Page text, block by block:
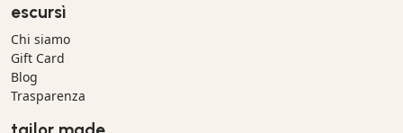
escursì
Chi siamo
Gift Card
Blog
Trasparenza